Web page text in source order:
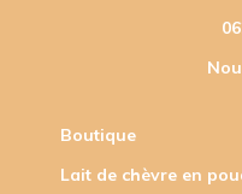
Boutique
Lait de chèvre en